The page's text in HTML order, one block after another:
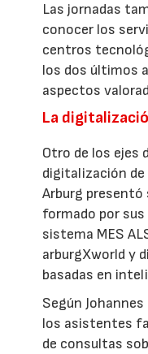
Las jornadas
conocer los
centros
los dos últimos
aspectos
La
Otro de los ejes
digitalización
Arburg
formado por
sistema MES
arburgXworld y
basadas en
Según
los asistentes
de consultas